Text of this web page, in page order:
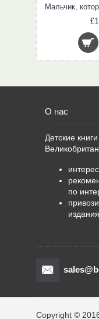
О нас
Детские
по
Copyright ©